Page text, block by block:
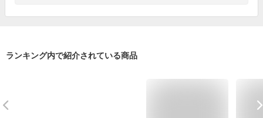
ランキング内で紹介されている商品